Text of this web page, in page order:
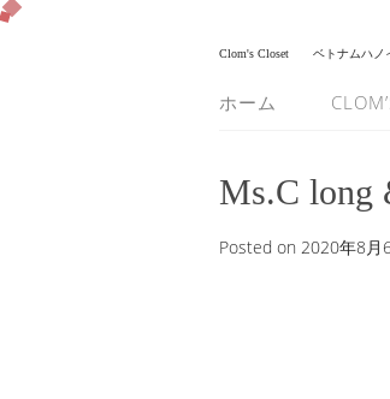
Clom's Closet ベトナムハノ
ホーム
Ms.C long
Posted on 2020年8月